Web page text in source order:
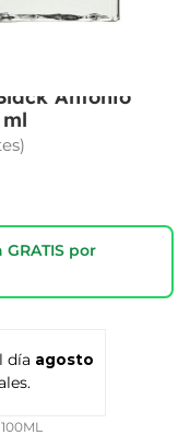
Antonio
por
día agosto